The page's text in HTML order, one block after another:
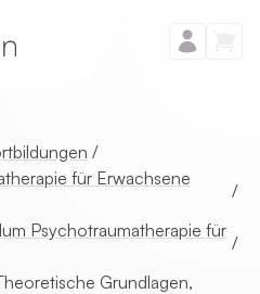
/
für Erwachsene
/
Psychotraumatherapie für
/
Grundlagen,